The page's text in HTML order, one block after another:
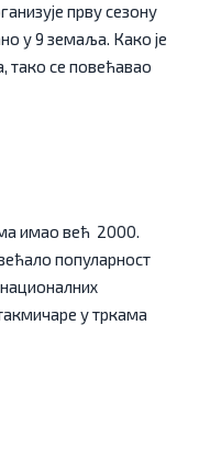
прву сезону
у 9 земаља. Како је
тако се повећавао
имао већ 2000.
популарност
у тркама